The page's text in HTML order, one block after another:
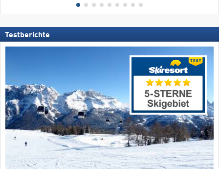
Testberichte